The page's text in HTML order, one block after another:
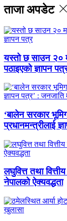
ताजा अपडेट
यस्तो छ साउन २०
पठाइएको ज्ञापन
‘बालेन सरकार
प्रधानमन्त्रीलाई
लघुवित्त तथा
नेपालको ऐक्यवद्धता